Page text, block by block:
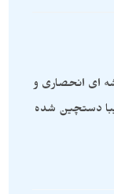
ای انحصاری و
دستچین شده